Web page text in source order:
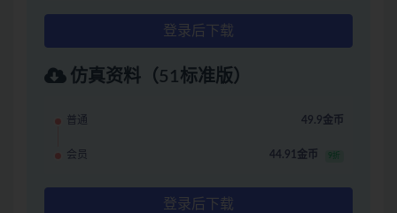
登录后下载
仿真资料（51标准版）
普通 49.9金币
会员 44.91金币 9折
登录后下载